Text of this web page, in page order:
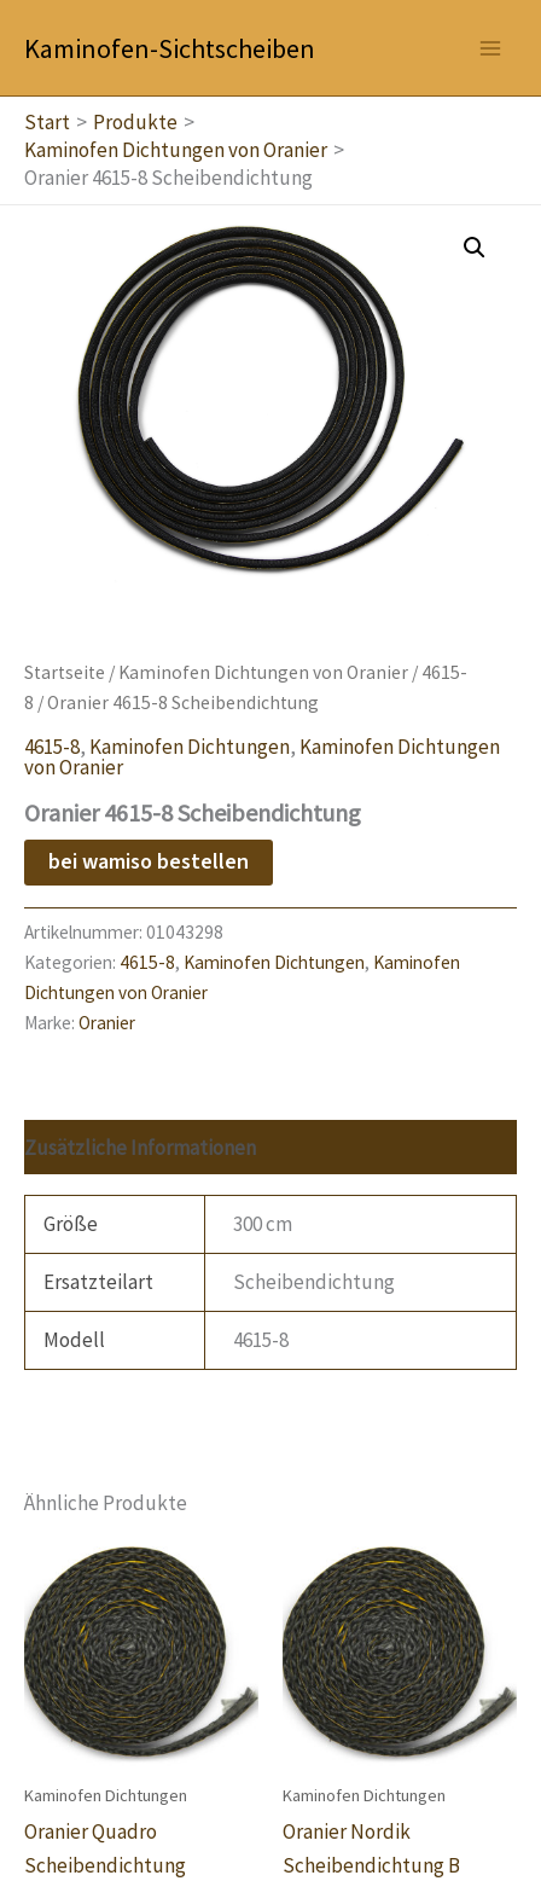
InhaltKaminofen-Sichtscheiben
Start
Produkte
Kaminofen Dichtungen von Oranier
Oranier 4615-8 Scheibendichtung
Startseite / Kaminofen Dichtungen von Oranier / 4615-
8 / Oranier 4615-8 Scheibendichtung
4615-8, Kaminofen Dichtungen, Kaminofen Dichtungen
von Oranier
Oranier 4615-8 Scheibendichtung
bei wamiso bestellen
Artikelnummer: 01043298
Kategorien: 4615-8, Kaminofen Dichtungen, Kaminofen
Dichtungen von Oranier
Marke: Oranier
Zusätzliche Informationen
Größe 300 cm
Ersatzteilart Scheibendichtung
Modell 4615-8
Ähnliche Produkte
Kaminofen Dichtungen
Oranier Quadro
Scheibendichtung
Kaminofen Dichtungen
Oranier Nordik
Scheibendichtung B